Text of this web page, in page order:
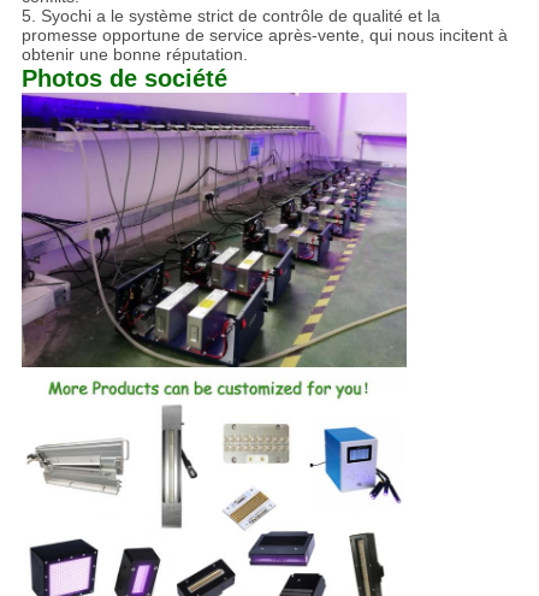
5. Syochi a le système strict de contrôle de qualité et la
promesse opportune de service après-vente, qui nous incitent à
obtenir une bonne réputation.
Photos de société